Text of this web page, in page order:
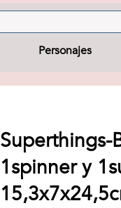
Personajes
Superthings-
1spinner y